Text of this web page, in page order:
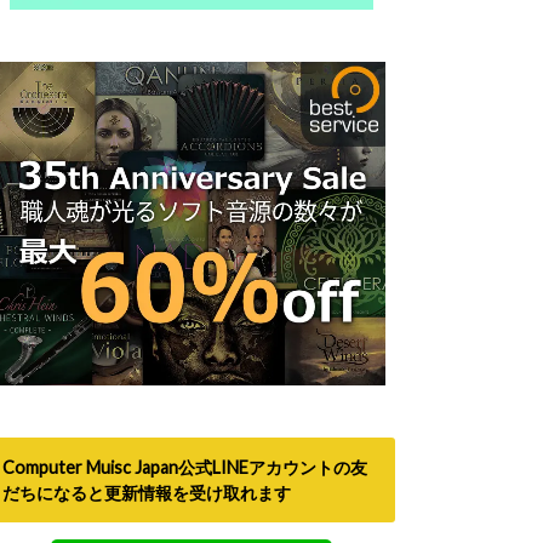
Computer Muisc Japan公式LINEアカウントの友
だちになると更新情報を受け取れます